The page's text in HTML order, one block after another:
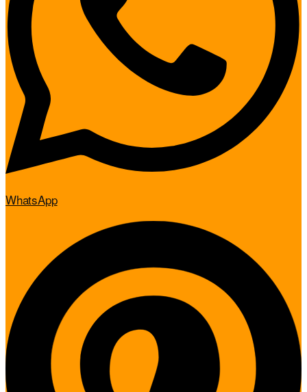
WhatsApp